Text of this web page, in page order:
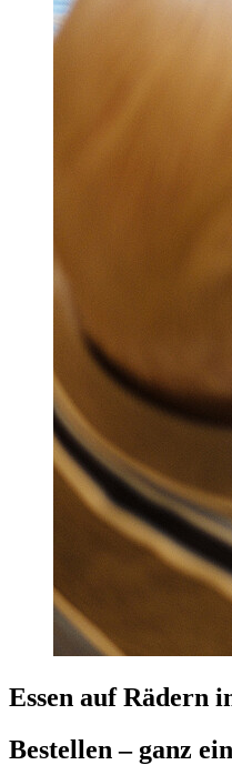
Essen auf Rädern
Bestellen – ganz